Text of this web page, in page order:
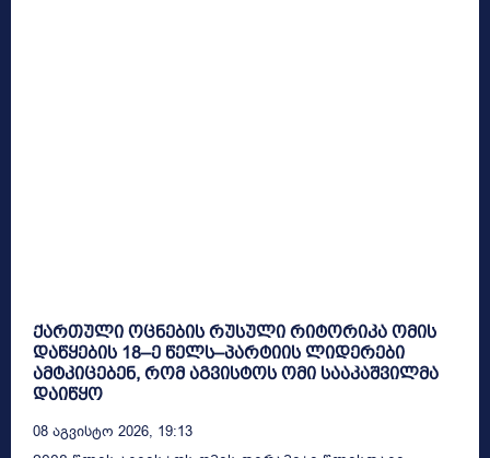
ქართული ოცნების რუსული რიტორიკა ომის
დაწყების 18–ე წელს–პარტიის ლიდერები
ამტკიცებენ, რომ აგვისტოს ომი სააკაშვილმა
დაიწყო
08 Აგვისტო 2026, 19:13